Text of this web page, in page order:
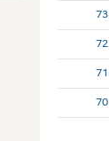
73
72
71
70